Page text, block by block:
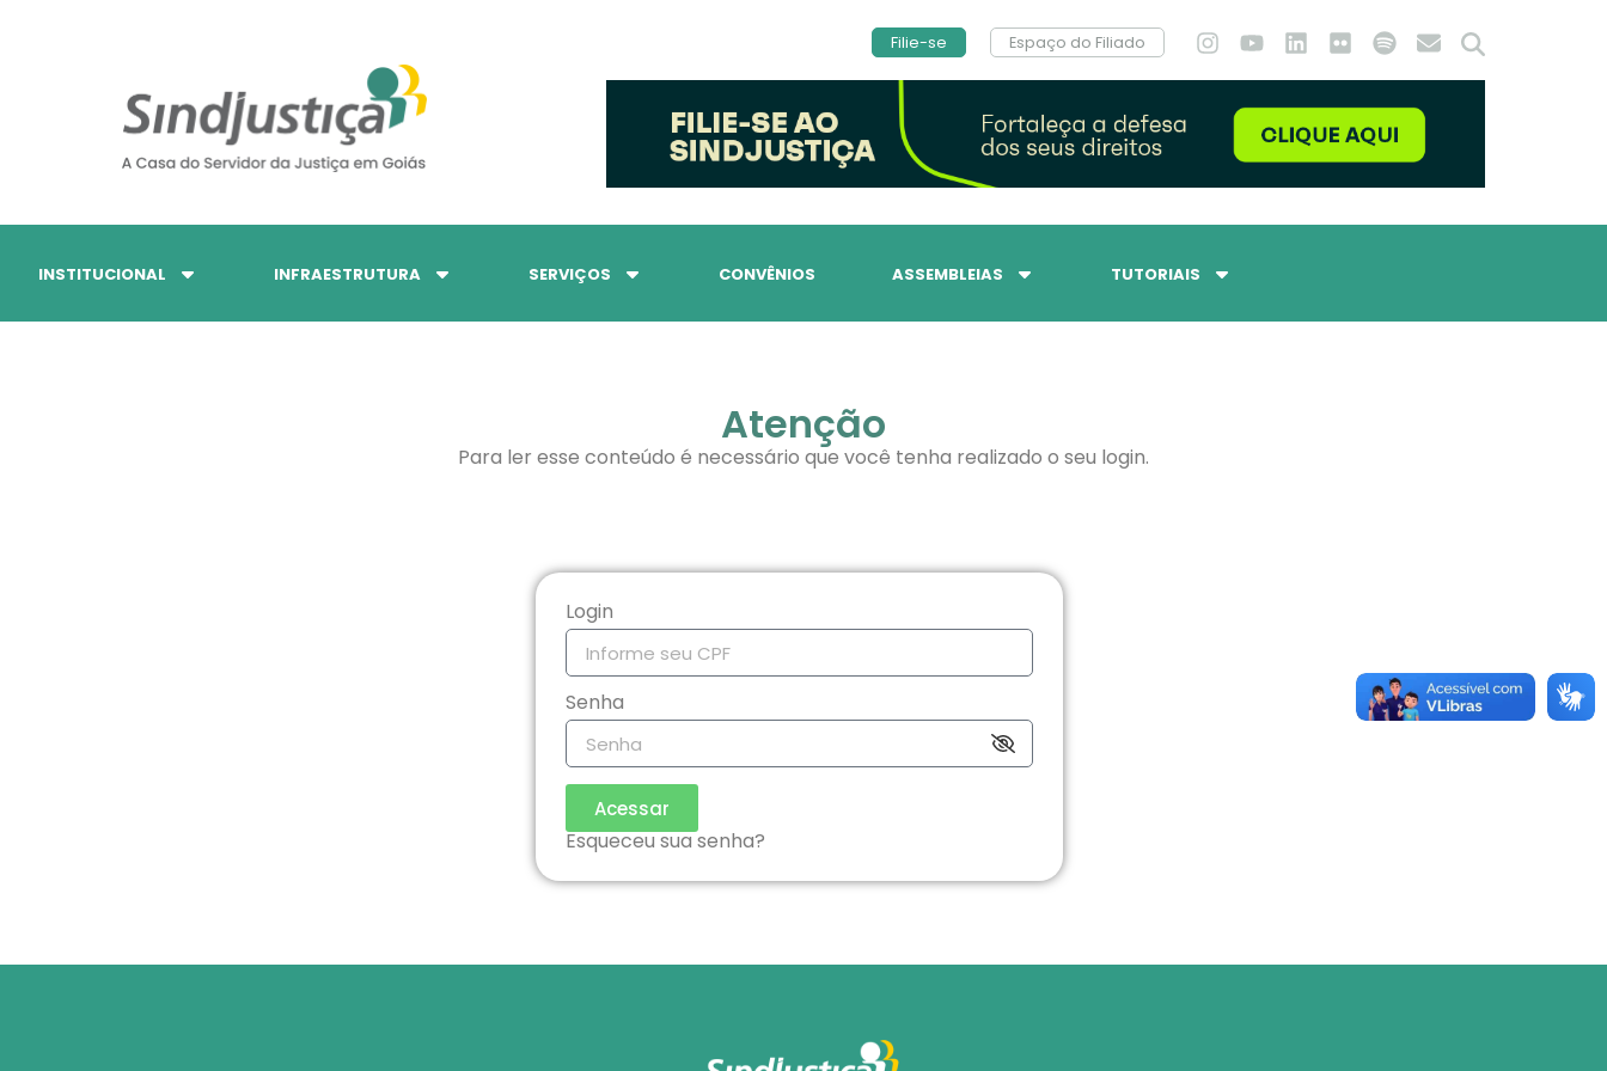
Filie-se Espaço do Filiado
INSTITUCIONAL INFRAESTRUTURA SERVIÇOS CONVÊNIOS ASSEMBLEIAS TUTORIAIS
Atenção
Para ler esse conteúdo é necessário que você tenha realizado o seu login.
Login
Senha
Acessar
Esqueceu sua senha?